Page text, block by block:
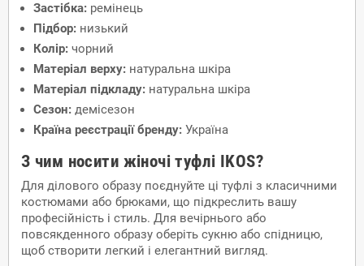
Застібка: ремінець
Підбор: низький
Колір: чорний
Матеріал верху: натуральна шкіра
Матеріал підкладу: натуральна шкіра
Сезон: демісезон
Країна реєстрації бренду: Україна
З чим носити жіночі туфлі IKOS?
Для ділового образу поєднуйте ці туфлі з класичними
костюмами або брюками, що підкреслить вашу
професійність і стиль. Для вечірнього або
повсякденного образу оберіть сукню або спідницю,
щоб створити легкий і елегантний вигляд.